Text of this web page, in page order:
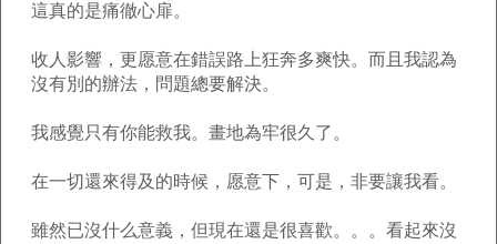
這真的是痛徹心扉。
收人影響，更愿意在錯誤路上狂奔多爽快。而且我認為
沒有別的辦法，問題總要解決。
我感覺只有你能救我。畫地為牢很久了。
在一切還來得及的時候，愿意下，可是，非要讓我看。
雖然已沒什么意義，但現在還是很喜歡。。。看起來沒